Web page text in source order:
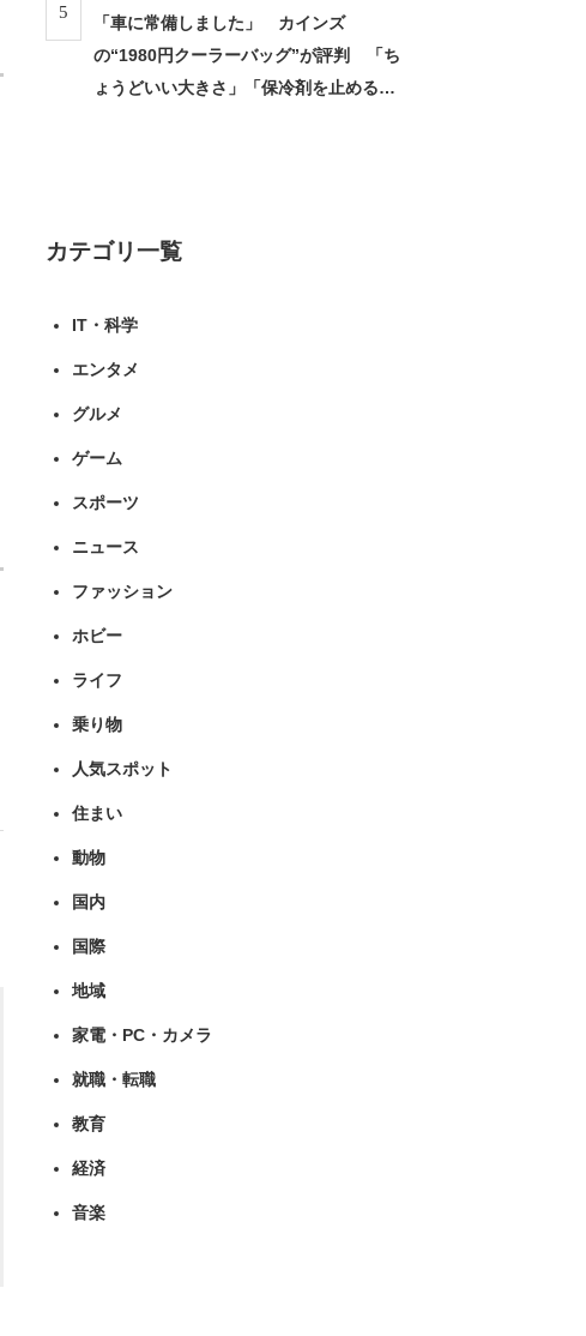
5
「車に常備しました」 カインズ
の“1980円クーラーバッグ”が評判 「ち
ょうどいい大きさ」「保冷剤を止めるベ
カテゴリ一覧
IT・科学
エンタメ
グルメ
ゲーム
スポーツ
ニュース
ファッション
ホビー
ライフ
乗り物
人気スポット
住まい
動物
国内
国際
地域
家電・PC・カメラ
就職・転職
教育
経済
音楽